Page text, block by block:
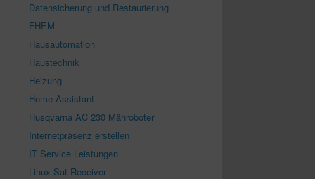
Datensicherung und Restaurierung
FHEM
Hausautomation
Haustechnik
Heizung
Home Assistant
Husqvarna AC 230 Mähroboter
Internetpräsenz erstellen
IT Service Leistungen
Linux Sat Receiver